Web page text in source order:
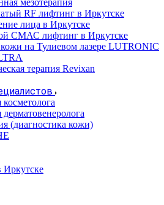
мезотерапия
RF лифтинг в Иркутске
лица в Иркутске
СМАС лифтинг в Иркутске
на Тулиевом лазере LUTRONIC
терапия Revixan
дерматовенеролога
(диагностика кожи)
Иркутске